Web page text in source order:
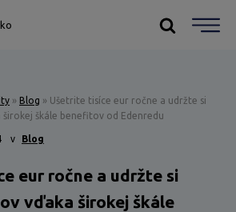
» Blog » Ušetrite tisíce eur ročne a udržte si
širokej škále benefitov od Edenredu
v Blog
eur ročne a udržte si
vďaka širokej škále